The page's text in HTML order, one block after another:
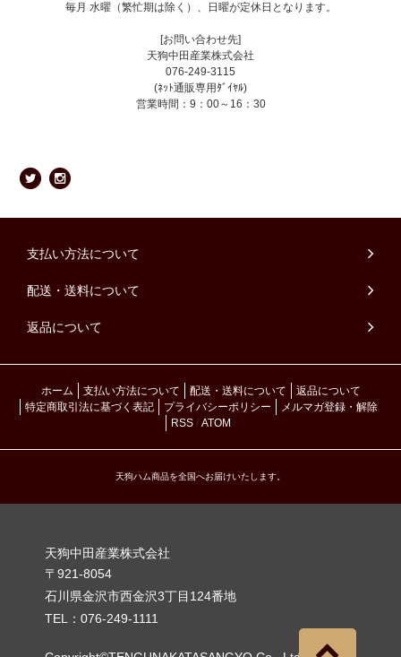
毎月 水曜（繁忙期は除く）、日曜が定休日となります。
[お問い合わせ先]
天狗中田産業株式会社
076-249-3115
(ﾈｯﾄ通販専用ﾀﾞｲﾔﾙ)
営業時間：9：00～16：30
支払い方法について
配送・送料について
返品について
ホーム 支払い方法について 配送・送料について
返品について
特定商取引法に基づく表記
プライバシーポリシー
メルマガ登録・解除
RSS / ATOM
天狗ハム商品を全国へお届けいたします。
天狗中田産業株式会社
〒921-8054
石川県金沢市西金沢3丁目124番地
TEL：076-249-1111